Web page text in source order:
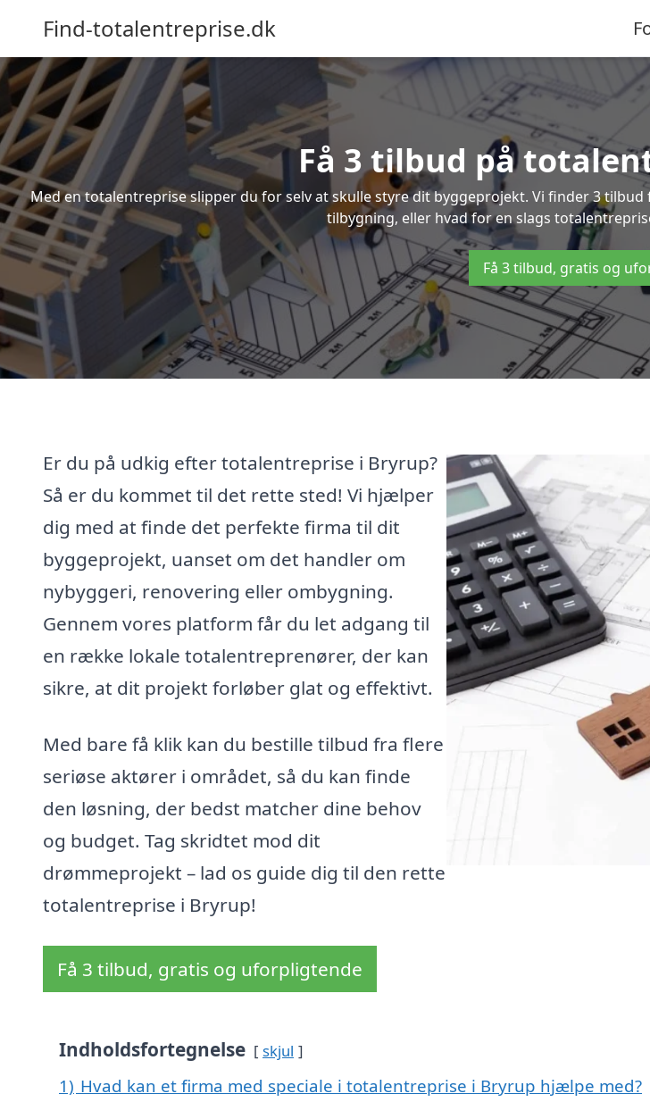
Find-totalentreprise.dk
Få 3 tilbud på
Med en totalentreprise slipper du for selv at skulle styre dit byggeprojekt. Vi finder 3
tilbygning, eller hvad for en slags
Få 3 tilbud, gratis og
Er du på udkig efter totalentreprise i Bryrup?
Så er du kommet til det rette sted! Vi hjælper
dig med at finde det perfekte firma til dit
byggeprojekt, uanset om det handler om
nybyggeri, renovering eller ombygning.
Gennem vores platform får du let adgang til
en række lokale totalentreprenører, der kan
sikre, at dit projekt forløber glat og effektivt.
Med bare få klik kan du bestille tilbud fra flere
seriøse aktører i området, så du kan finde
den løsning, der bedst matcher dine behov
og budget. Tag skridtet mod dit
drømmeprojekt – lad os guide dig til den rette
totalentreprise i Bryrup!
Få 3 tilbud, gratis og uforpligtende
Indholdsfortegnelse skjul
1) Hvad kan et firma med speciale i totalentreprise i Bryrup hjælpe med?